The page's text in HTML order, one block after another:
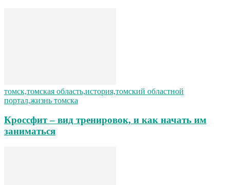
томск,томская область,история,томский областной
портал,жизнь томска
Кроссфит – вид тренировок, и как начать им
заниматься